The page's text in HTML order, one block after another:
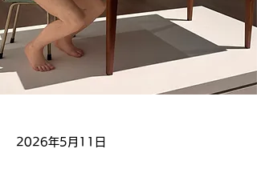
2026年5月11日